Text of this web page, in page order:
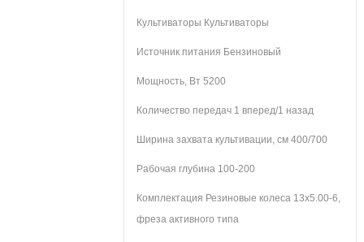
Культиваторы Культиваторы
Источник питания Бензиновый
Мощность, Вт 5200
Количество передач 1 вперед/1 назад
Ширина захвата культивации, см 400/700
Рабочая глубина 100-200
Комплектация Резиновые колеса 13х5.00-6,
фреза активного типа